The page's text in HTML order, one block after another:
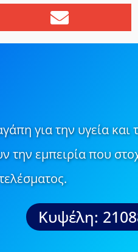
για την υγεία
την εμπειρία που
Κυψέλη: